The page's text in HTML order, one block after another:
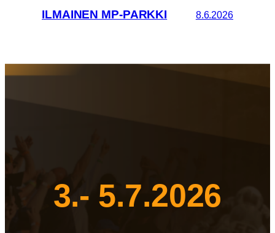
ILMAINEN MP-PARKKI 8.6.2026
3.- 5.7.2026